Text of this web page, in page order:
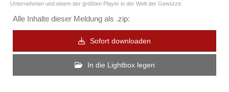
Unternehmen und einem der größten Player in der Welt der Gewürze.
Alle Inhalte dieser Meldung als .zip:
Sofort downloaden
In die Lightbox legen